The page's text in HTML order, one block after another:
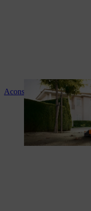
Aconselhamento e